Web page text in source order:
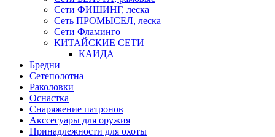
Сети ФИШИНГ, леска
Сеть ПРОМЫСЕЛ, леска
Сети Фламинго
КИТАЙСКИЕ СЕТИ
КАИДА
Бредни
Сетеполотна
Раколовки
Оснастка
Снаряжение патронов
Акссесуары для оружия
Принадлежности для охоты